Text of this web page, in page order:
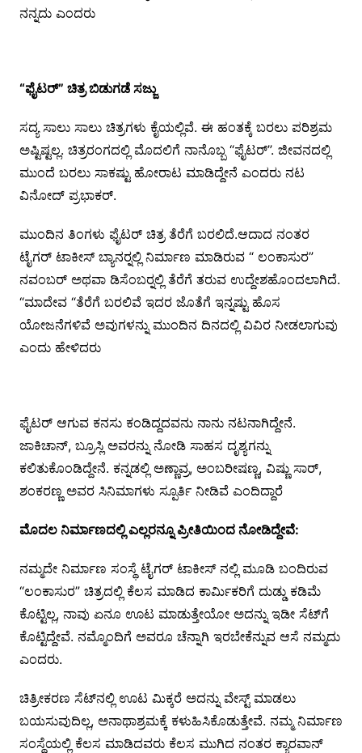
ನನ್ನದು ಎಂದರು
“ಫೈಟರ್” ಚಿತ್ರ ಬಿಡುಗಡೆ ಸಜ್ಜು
ಸದ್ಯ ಸಾಲು ಸಾಲು ಚಿತ್ರಗಳು ಕೈಯಲ್ಲಿವೆ. ಈ ಹಂತಕ್ಕೆ ಬರಲು ಪರಿಶ್ರಮ
ಅಷ್ಟಿಷ್ಟಲ್ಲ. ಚಿತ್ರರಂಗದಲ್ಲಿ ಮೊದಲಿಗೆ ನಾನೊಬ್ಬ “ಫೈಟರ್”. ಜೀವನದಲ್ಲಿ
ಮುಂದೆ ಬರಲು ಸಾಕಷ್ಟು ಹೋರಾಟ ಮಾಡಿದ್ದೇನೆ ಎಂದರು ನಟ
ವಿನೋದ್ ಪ್ರಭಾಕರ್.
ಮುಂದಿನ ತಿಂಗಳು ಫೈಟರ್ ಚಿತ್ರ ತೆರೆಗೆ ಬರಲಿದೆ.ಆದಾದ ನಂತರ
ಟೈಗರ್ ಟಾಕೀಸ್ ಬ್ಯಾನರ್‍ನಲ್ಲಿ ನಿರ್ಮಾಣ ಮಾಡಿರುವ “ ಲಂಕಾಸುರ”
ನವಂಬರ್ ಅಥವಾ ಡಿಸೆಂಬರ್‍ನಲ್ಲಿ ತೆರೆಗೆ ತರುವ ಉದ್ದೇಶಹೊಂದಲಾಗಿದೆ.
“ಮಾದೇವ “ತೆರೆಗೆ ಬರಲಿವೆ ಇದರ ಜೊತೆಗೆ ಇನ್ನಷ್ಟು ಹೊಸ
ಯೋಜನೆಗಳಿವೆ ಅವುಗಳನ್ನು ಮುಂದಿನ ದಿನದಲ್ಲಿ ವಿವಿರ ನೀಡಲಾಗುವು
ಎಂದು ಹೇಳಿದರು
ಫೈಟರ್ ಆಗುವ ಕನಸು ಕಂಡಿದ್ದದವನು ನಾನು ನಟನಾಗಿದ್ದೇನೆ.
ಜಾಕಿಚಾನ್, ಬ್ರೂಸ್ಲಿ ಅವರನ್ನು ನೋಡಿ ಸಾಹಸ ದೃಶ್ಯಗನ್ನು
ಕಲಿತುಕೊಂಡಿದ್ದೇನೆ. ಕನ್ನಡಲ್ಲಿ ಅಣ್ಣಾವ್ರ, ಅಂಬರೀಷಣ್ಣ, ವಿಷ್ಣು ಸಾರ್,
ಶಂಕರಣ್ಣ ಅವರ ಸಿನಿಮಾಗಳು ಸ್ಪೂರ್ತಿ ನೀಡಿವೆ ಎಂದಿದ್ದಾರೆ
ಮೊದಲ ನಿರ್ಮಾಣದಲ್ಲಿ ಎಲ್ಲರನ್ನೂ ಪ್ರೀತಿಯಿಂದ ನೋಡಿದ್ದೇವೆ:
ನಮ್ಮದೇ ನಿರ್ಮಾಣ ಸಂಸ್ಥೆ ಟೈಗರ್ ಟಾಕೀಸ್ ನಲ್ಲಿ ಮೂಡಿ ಬಂದಿರುವ
“ಲಂಕಾಸುರ” ಚಿತ್ರದಲ್ಲಿ ಕೆಲಸ ಮಾಡಿದ ಕಾರ್ಮಿಕರಿಗೆ ದುಡ್ಡು ಕಡಿಮೆ
ಕೊಟ್ಟಿಲ್ಲ, ನಾವು ಏನೂ ಊಟ ಮಾಡುತ್ತೇಯೋ ಅದನ್ನು ಇಡೀ ಸೆಟ್‍ಗೆ
ಕೊಟ್ಟಿದ್ದೇವೆ. ನಮ್ಮೊಂದಿಗೆ ಅವರೂ ಚೆನ್ನಾಗಿ ಇರಬೇಕೆನ್ನುವ ಆಸೆ ನಮ್ಮದು
ಎಂದರು.
ಚಿತ್ರೀಕರಣ ಸೆಟ್‍ನಲ್ಲಿ ಊಟ ಮಿಕ್ಕರೆ ಅದನ್ನು ವೇಸ್ಟ್ ಮಾಡಲು
ಬಯಸುವುದಿಲ್ಲ, ಅನಾಥಾಶ್ರಮಕ್ಕೆ ಕಳುಹಿಸಿಕೊಡುತ್ತೇವೆ. ನಮ್ಮ ನಿರ್ಮಾಣ
ಸಂಸ್ಥೆಯಲ್ಲಿ ಕೆಲಸ ಮಾಡಿದವರು ಕೆಲಸ ಮುಗಿದ ನಂತರ ಕ್ಯಾರವಾನ್